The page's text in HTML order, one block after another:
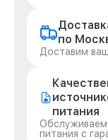
по
Доставим
питания
Обслуживаем
питания с